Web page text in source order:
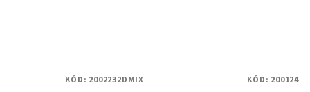
KÓD: 2002232DMIX KÓD: 200124